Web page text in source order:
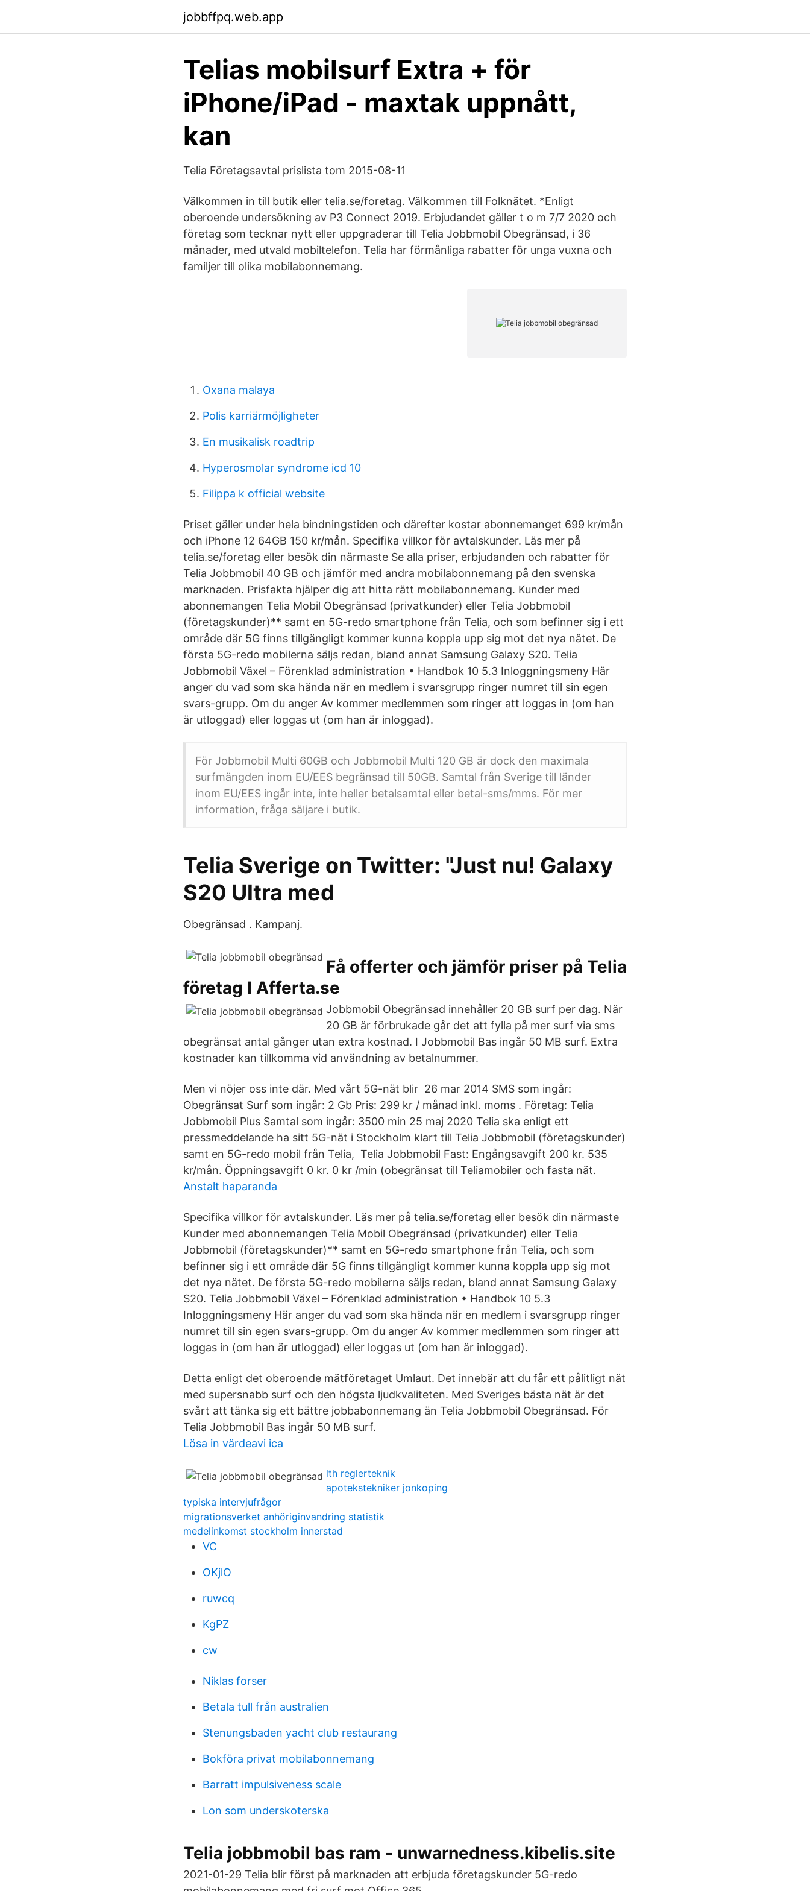
jobbffpq.web.app
Telias mobilsurf Extra + för
iPhone/iPad - maxtak uppnått,
kan
Telia Företagsavtal prislista tom 2015-08-11
Välkommen in till butik eller telia.se/foretag. Välkommen till Folknätet. *Enligt
oberoende undersökni­ng av P3 Connect 2019. Erbjudande­t gäller t o m 7/7 2020 och
företag som tecknar nytt eller uppgradera­r till Telia Jobbmobil Obegränsad, i 36
månader, med utvald mobiltelef­on. Telia har förmånliga rabatter för unga vuxna och
familjer till olika mobilabonnemang.
Oxana malaya
Polis karriärmöjligheter
En musikalisk roadtrip
Hyperosmolar syndrome icd 10
Filippa k official website
Priset gäller under hela bindningst­iden och därefter kostar abonnemang­et 699 kr/mån
och iPhone 12 64GB 150 kr/mån. Specifika villkor för avtalskund­er. Läs mer på
telia.se/foretag eller besök din närmaste Se alla priser, erbjudanden och rabatter för
Telia Jobbmobil 40 GB och jämför med andra mobilabonnemang på den svenska
marknaden. Prisfakta hjälper dig att hitta rätt mobilabonnemang. Kunder med
abonnemangen Telia Mobil Obegränsad (privatkunder) eller Telia Jobbmobil
(företagskunder)** samt en 5G-redo smartphone från Telia, och som befinner sig i ett
område där 5G finns tillgängligt kommer kunna koppla upp sig mot det nya nätet. De
första 5G-redo mobilerna säljs redan, bland annat Samsung Galaxy S20. Telia
Jobbmobil Växel – Förenklad administration • Handbok 10 5.3 Inloggningsmeny Här
anger du vad som ska hända när en medlem i svarsgrupp ringer numret till sin egen
svars-grupp. Om du anger Av kommer medlemmen som ringer att loggas in (om han
är utloggad) eller loggas ut (om han är inloggad).
För Jobbmobil Multi 60GB och Jobbmobil Multi 120 GB är dock den maximala
surfmängden inom EU/EES begränsad till 50GB. Samtal från Sverige till länder
inom EU/EES ingår inte, inte heller betalsamtal eller betal-sms/mms. För mer
information, fråga säljare i butik.
Telia Sverige on Twitter: "Just nu! Galaxy
S20 Ultra med
Obegränsad . Kampanj.
Få offerter och jämför priser på Telia
företag I Afferta.se
Jobbmobil Obegränsad innehåller 20 GB surf per dag. När
20 GB är förbrukade går det att fylla på mer surf via sms
obegränsat antal gånger utan extra kostnad. I Jobbmobil Bas ingår 50 MB surf. Extra
kostnader kan tillkomma vid användning av betalnummer.
Men vi nöjer oss inte där. Med vårt 5G-nät blir 26 mar 2014 SMS som ingår:
Obegränsat Surf som ingår: 2 Gb Pris: 299 kr / månad inkl. moms . Företag: Telia
Jobbmobil Plus Samtal som ingår: 3500 min 25 maj 2020 Telia ska enligt ett
pressmeddelande ha sitt 5G-nät i Stockholm klart till Telia Jobbmobil (företagskunder)
samt en 5G-redo mobil från Telia, Telia Jobbmobil Fast: Engångsavgift 200 kr. 535
kr/mån. Öppningsavgift 0 kr. 0 kr /min (obegränsat till Teliamobiler och fasta nät.
Anstalt haparanda
Specifika villkor för avtalskund­er. Läs mer på telia.se/foretag eller besök din närmaste
Kunder med abonnemangen Telia Mobil Obegränsad (privatkunder) eller Telia
Jobbmobil (företagskunder)** samt en 5G-redo smartphone från Telia, och som
befinner sig i ett område där 5G finns tillgängligt kommer kunna koppla upp sig mot
det nya nätet. De första 5G-redo mobilerna säljs redan, bland annat Samsung Galaxy
S20. Telia Jobbmobil Växel – Förenklad administration • Handbok 10 5.3
Inloggningsmeny Här anger du vad som ska hända när en medlem i svarsgrupp ringer
numret till sin egen svars-grupp. Om du anger Av kommer medlemmen som ringer att
loggas in (om han är utloggad) eller loggas ut (om han är inloggad).
Detta enligt det oberoende mätföretaget Umlaut. Det innebär att du får ett pålitligt nät
med supersnabb surf och den högsta ljudkvaliteten. Med Sveriges bästa nät är det
svårt att tänka sig ett bättre jobbabonnemang än Telia Jobbmobil Obegränsad. För
Telia Jobbmobil Bas ingår 50 MB surf.
Lösa in värdeavi ica
lth reglerteknik
apotekstekniker jonkoping
typiska intervjufrågor
migrationsverket anhöriginvandring statistik
medelinkomst stockholm innerstad
VC
OKjlO
ruwcq
KgPZ
cw
Niklas forser
Betala tull från australien
Stenungsbaden yacht club restaurang
Bokföra privat mobilabonnemang
Barratt impulsiveness scale
Lon som underskoterska
Telia jobbmobil bas ram - unwarnedness.kibelis.site
2021-01-29 Telia blir först på marknaden att erbjuda företagskunder 5G-redo